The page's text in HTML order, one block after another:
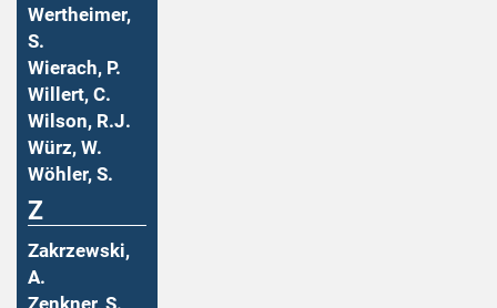
Wertheimer,
S.
Wierach, P.
Willert, C.
Wilson, R.J.
Würz, W.
Wöhler, S.
Z
Zakrzewski,
A.
Zenkner, S.